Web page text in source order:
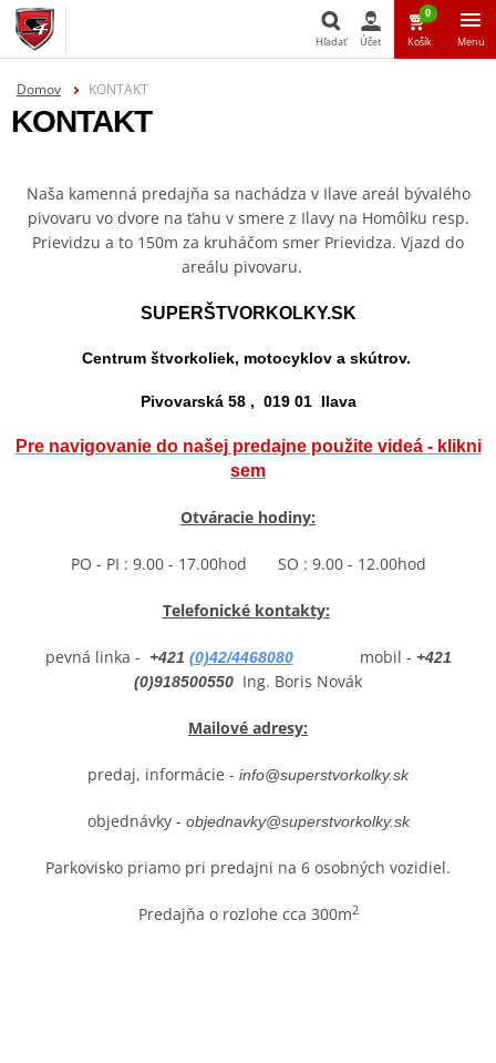
Hľadať Účet
0
Košík Menu
Domov KONTAKT
KONTAKT
Naša kamenná predajňa sa nachádza v Ilave areál bývalého
pivovaru vo dvore na ťahu v smere z Ilavy na Homôlku resp.
Prievidzu a to 150m za kruháčom smer Prievidza. Vjazd do
areálu pivovaru.
SUPERŠTVORKOLKY.SK
Centrum štvorkoliek, motocyklov a skútrov.
Pivovarská 58 , 019 01 Ilava
Pre navigovanie do našej predajne použite videá - klikni
sem
Otváracie hodiny:
PO - PI : 9.00 - 17.00hod SO : 9.00 - 12.00hod
Telefonické kontakty:
pevná linka - +421 (0)42/4468080mobil - +421
(0)918500550 Ing. Boris Novák
Mailové adresy:
predaj, informácie - info@superstvorkolky.sk
objednávky - objednavky@superstvorkolky.sk
Parkovisko priamo pri predajni na 6 osobných vozidiel.
Predajňa o rozlohe cca 300m2